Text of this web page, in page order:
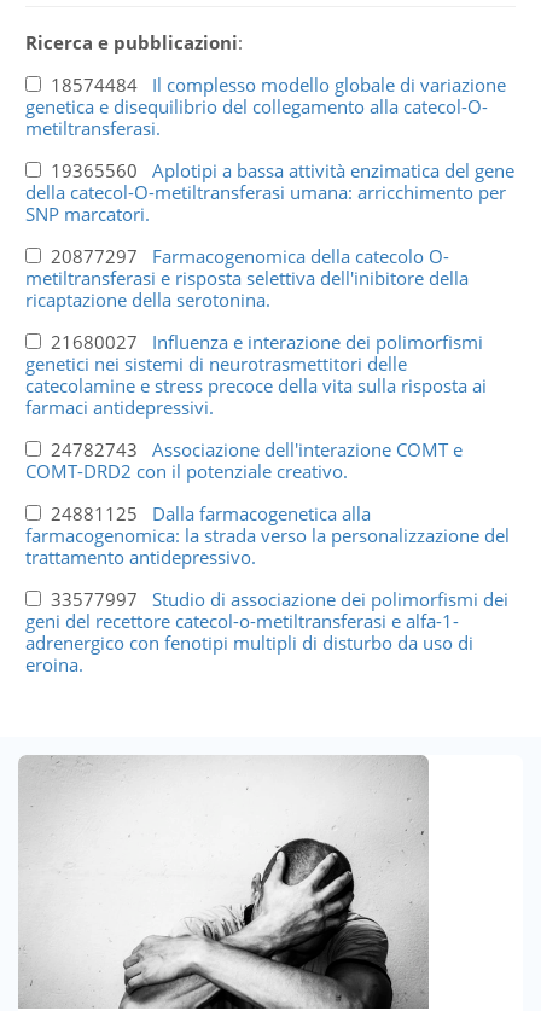
Ricerca e pubblicazioni:
18574484 Il complesso modello globale di variazione
genetica e disequilibrio del collegamento alla catecol-O-
metiltransferasi.
19365560 Aplotipi a bassa attività enzimatica del gene
della catecol-O-metiltransferasi umana: arricchimento per
SNP marcatori.
20877297 Farmacogenomica della catecolo O-
metiltransferasi e risposta selettiva dell'inibitore della
ricaptazione della serotonina.
21680027 Influenza e interazione dei polimorfismi
genetici nei sistemi di neurotrasmettitori delle
catecolamine e stress precoce della vita sulla risposta ai
farmaci antidepressivi.
24782743 Associazione dell'interazione COMT e
COMT-DRD2 con il potenziale creativo.
24881125 Dalla farmacogenetica alla
farmacogenomica: la strada verso la personalizzazione del
trattamento antidepressivo.
33577997 Studio di associazione dei polimorfismi dei
geni del recettore catecol-o-metiltransferasi e alfa-1-
adrenergico con fenotipi multipli di disturbo da uso di
eroina.